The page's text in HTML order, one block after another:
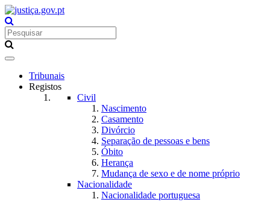
Toggle
navigationTribunais
Registos
Civil
Nascimento
Casamento
Divórcio
Separação de pessoas e bens
Óbito
Herança
Mudança de sexo e de nome próprio
Nacionalidade
Nacionalidade portuguesa